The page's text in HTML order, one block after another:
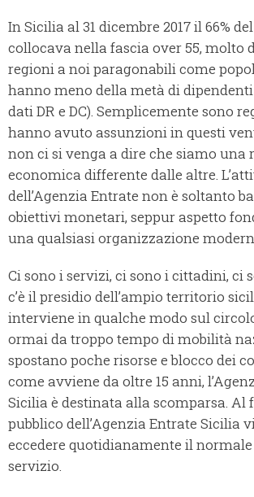
In Sicilia al 31 dicembre 2017 il 66%
collocava nella fascia over 55, molto
regioni a noi paragonabili come
hanno meno della metà di
dati DR e DC). Semplicemente sono
hanno avuto assunzioni in questi
non ci si venga a dire che siamo una
economica differente dalle altre.
dell’Agenzia Entrate non è soltanto
obiettivi monetari, seppur aspetto
una qualsiasi organizzazione
Ci sono i servizi, ci sono i cittadini, ci
c’è il presidio dell’ampio territorio
interviene in qualche modo sul
ormai da troppo tempo di mobilità
spostano poche risorse e blocco dei
come avviene da oltre 15 anni,
Sicilia è destinata alla scomparsa. Al
pubblico dell’Agenzia Entrate Sicilia
eccedere quotidianamente il
servizio.